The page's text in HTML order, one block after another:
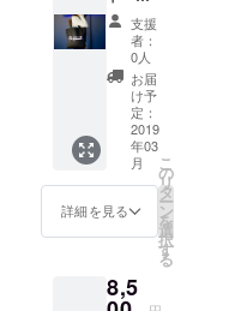
バッグ
＋完全
版動画
エンド
ロール
へのお
名前を
入れま
黒色で
す 備考
欄へ入
れるお
ご記入
お願い
支援
者：
0人
お届
け予
定：
2019
年03
月
詳細を見る
こ
の
リ
タ
ー
ン
を
選
択
す
る
8,5